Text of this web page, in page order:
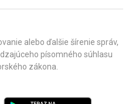
alebo ďalšie šírenie správ,
písomného súhlasu
zákona.